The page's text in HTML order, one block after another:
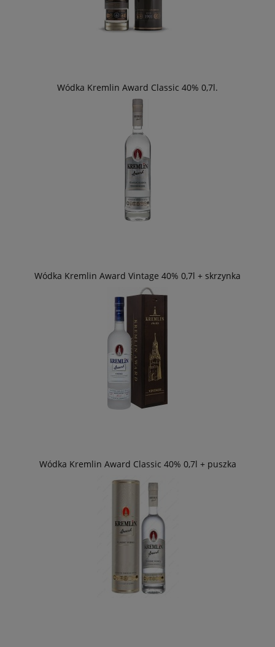
Wódka Kremlin Award Classic 40% 0,7l.
Wódka Kremlin Award Vintage 40% 0,7l + skrzynka
Wódka Kremlin Award Classic 40% 0,7l + puszka